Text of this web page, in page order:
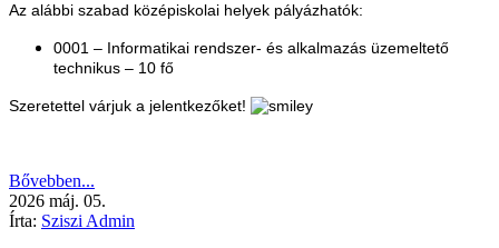
Az alábbi szabad középiskolai helyek pályázhatók:
0001 – Informatikai rendszer- és alkalmazás üzemeltető
technikus – 10 fő
Szeretettel várjuk a jelentkezőket!
Bővebben...
2026 máj. 05.
Írta: Sziszi Admin